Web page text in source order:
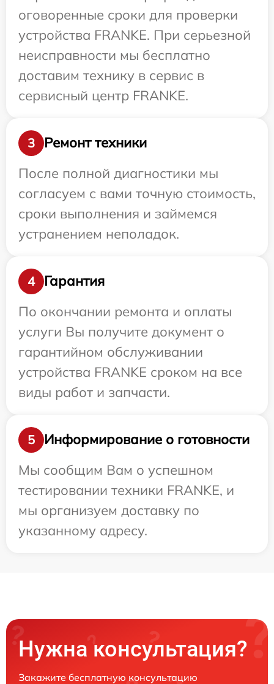
оговоренные сроки для проверки
устройства FRANKE. При серьезной
неисправности мы бесплатно
доставим технику в сервис в
сервисный центр FRANKE.
3
Ремонт техники
После полной диагностики мы
согласуем с вами точную стоимость,
сроки выполнения и займемся
устранением неполадок.
4
Гарантия
По окончании ремонта и оплаты
услуги Вы получите документ о
гарантийном обслуживании
устройства FRANKE сроком на все
виды работ и запчасти.
5
Информирование о готовности
Мы сообщим Вам о успешном
тестировании техники FRANKE, и
мы организуем доставку по
указанному адресу.
Нужна консультация?
Закажите бесплатную консультацию